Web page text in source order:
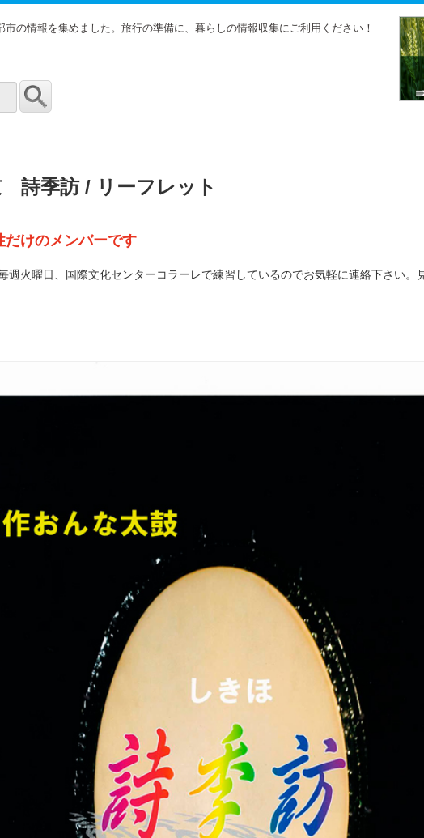
の情報を集めました。旅行の準備に、暮らしの情報収集にご利用ください！
詩季訪 / リーフレット
だけのメンバーです
週火曜日、国際文化センターコラーレで練習しているのでお気軽に連絡下さい。